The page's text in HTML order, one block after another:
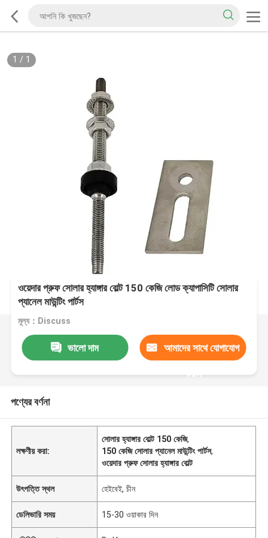
1 / 1
ওয়েদার প্রুফ সোলার হ্যাঙ্গার বোল্ট 150 কেজি লোড ক্যাপাসিটি সোলার
প্যানেল মাউন্টিং পার্টস
মূল্য：Discuss
ভালো দাম আমাদের সাথে যোগাযোগ
করুন
পণ্যের বর্ণনা
লক্ষণীয় করা:
সোলার হ্যাঙ্গার বোল্ট 150 কেজি,
150 কেজি সোলার প্যানেল মাউন্টিং পার্টস,
ওয়েদার প্রুফ সোলার হ্যাঙ্গার বোল্ট
উৎপত্তি স্থল হেইবেই, চীন
ডেলিভারি সময় 15-30 ওয়াকার দিন